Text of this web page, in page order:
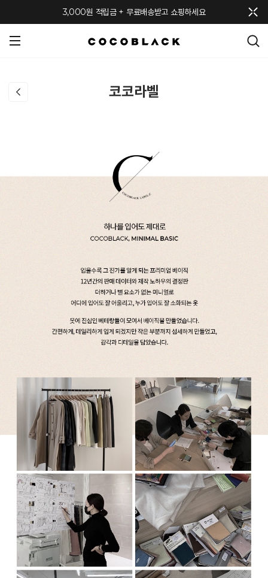
3,000원 적립금 + 무료배송받고 쇼핑하세요
코코라벨